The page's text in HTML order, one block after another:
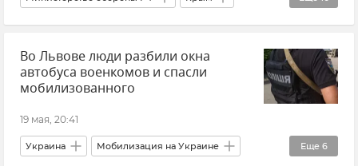
Беспилотник (БПЛА, дрон) Атаки ВСУ
Атаки ВСУ на Крым
Безопасность Республики Крым и Севастополя
Новости Новости Крыма
Во Львове люди разбили окна
автобуса военкомов и спасли
мобилизованного
19 мая, 20:41
Еще 6
Украина Мобилизация на Украине